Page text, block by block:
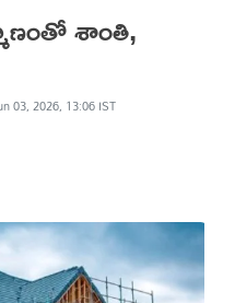
శాంతి,
03, 2026, 13:06 IST